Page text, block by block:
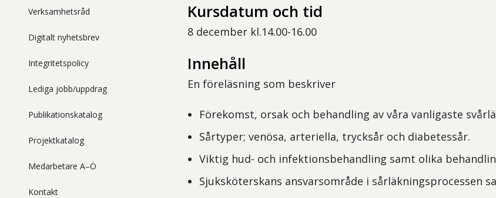
Verksamhetsråd
Digitalt nyhetsbrev
Integritetspolicy
Lediga jobb/uppdrag
Publikationskatalog
Projektkatalog
Medarbetare A–Ö
Kontakt
Kursdatum och tid
8 december kl.14.00-16.00
Innehåll
En föreläsning som beskriver
Förekomst, orsak och behandling av våra vanligaste
Sårtyper; venösa, arteriella, trycksår och diabetessår.
Viktig hud- och infektionsbehandling samt olika
Sjuksköterskans ansvarsområde i sårläkningsprocessen